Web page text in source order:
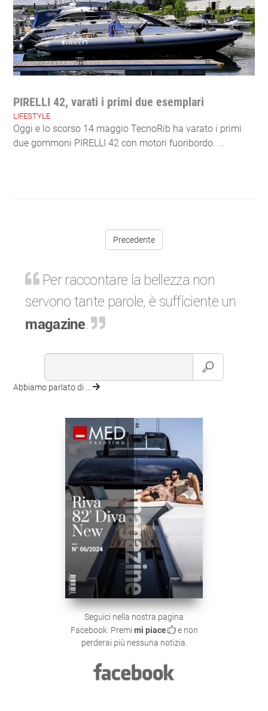
PIRELLI 42, varati i primi due esemplari
LIFESTYLE
Oggi e lo scorso 14 maggio TecnoRib ha varato i primi
due gommoni PIRELLI 42 con motori fuoribordo. ...
Precedente
Per raccontare la bellezza non
servono tante parole, è sufficiente un
magazine.
Abbiamo parlato di ...
Seguici nella nostra pagina
Facebook. Premi mi piace
e non
perderai più nessuna notizia.